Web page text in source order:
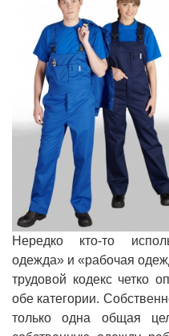
Нередко кто-то
одежда» и «рабочая
трудовой кодекс четко
обе категории.
только одна общая